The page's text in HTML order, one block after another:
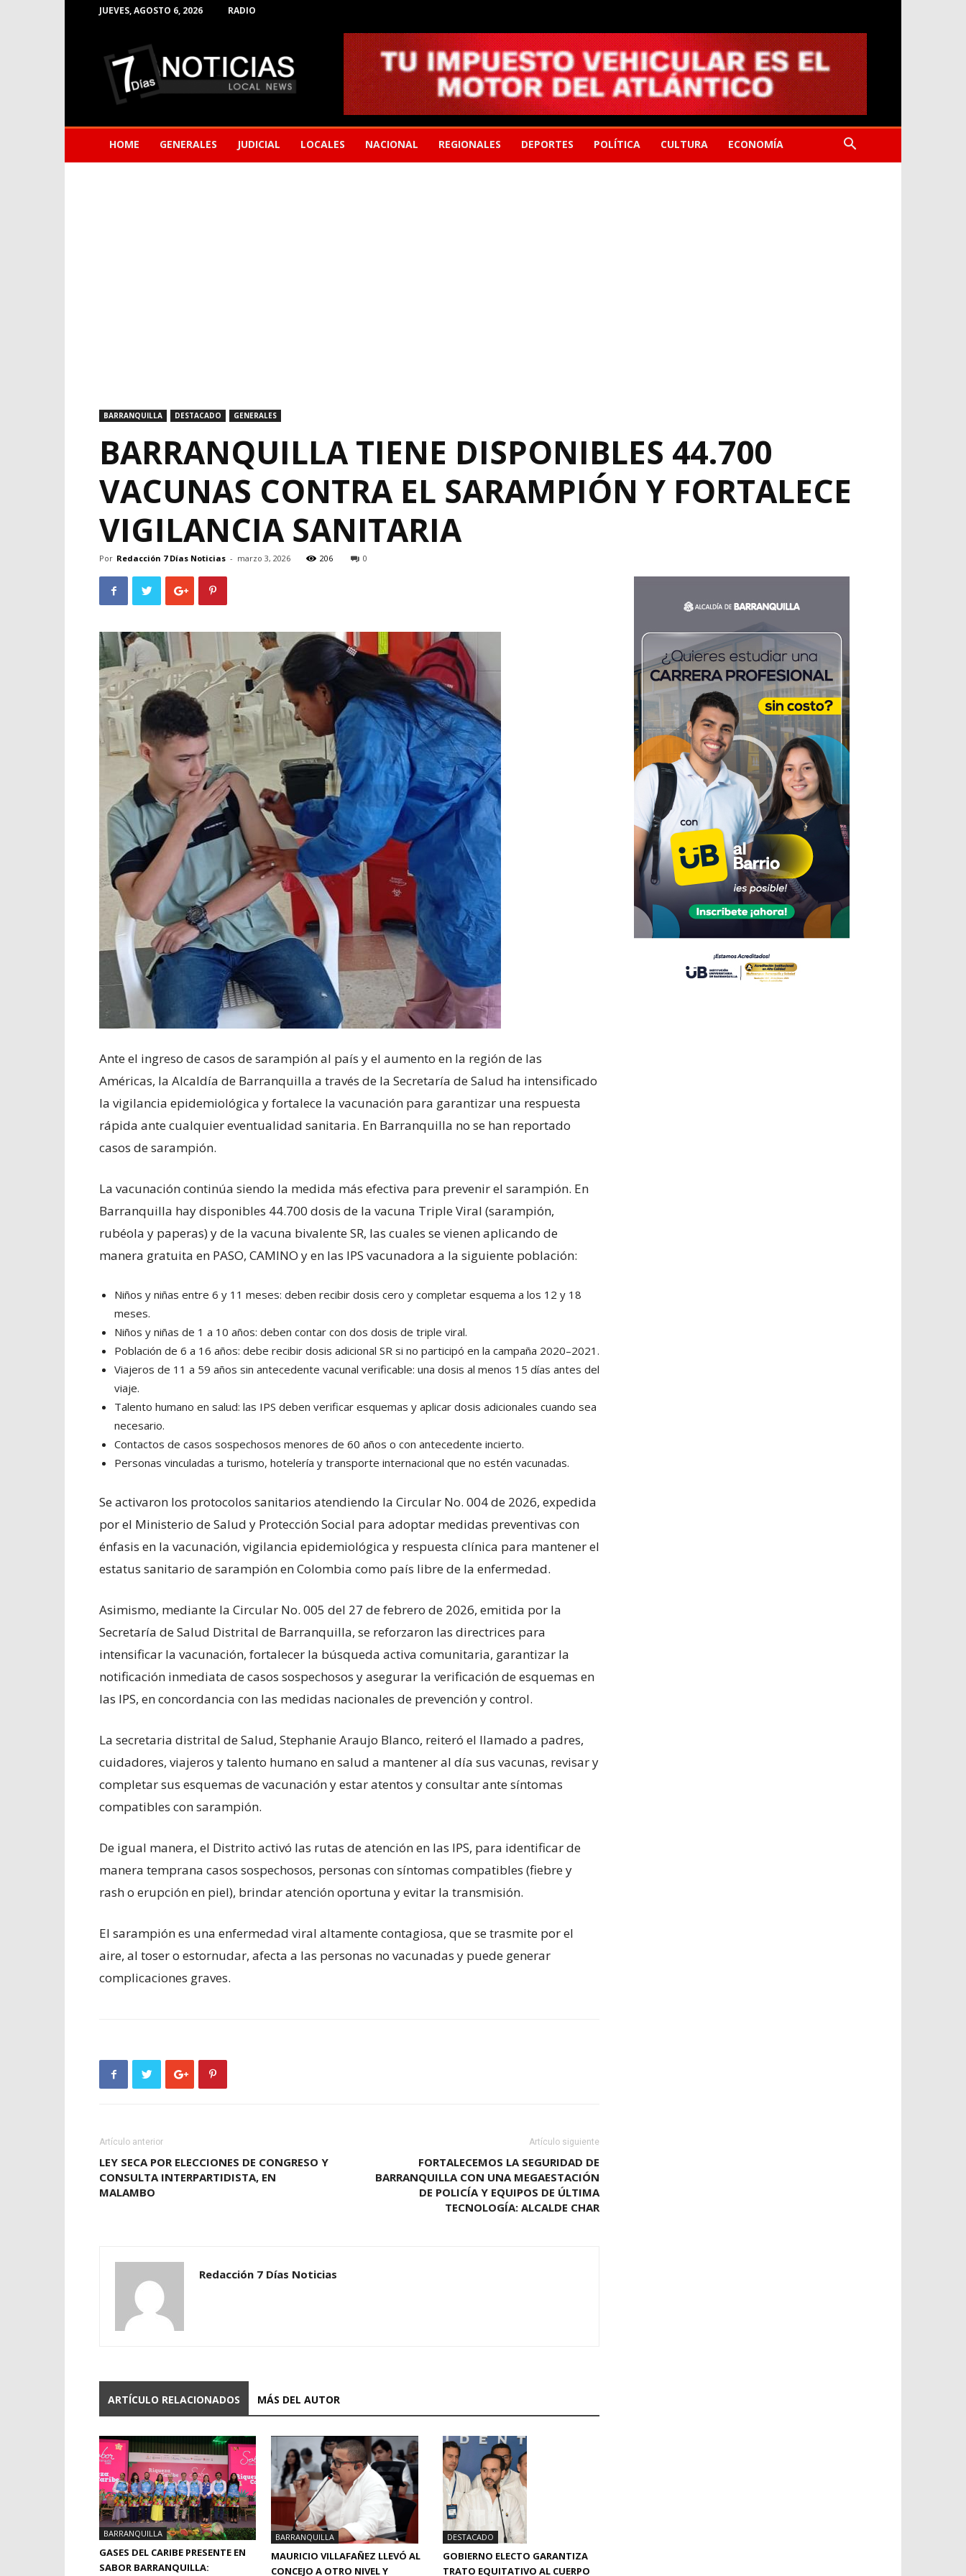
JUEVES, AGOSTO 6, 2026 RADIO
Noticias
de
Barranquilla
HOME GENERALES JUDICIAL LOCALES NACIONAL REGIONALES DEPORTES POLÍTICA CULTURA ECONOMÍA
BARRANQUILLA DESTACADO GENERALES
BARRANQUILLA TIENE DISPONIBLES 44.700
VACUNAS CONTRA EL SARAMPIÓN Y FORTALECE
VIGILANCIA SANITARIA
Por Redacción 7 Días Noticias - marzo 3, 2026 206 0
Ante el ingreso de casos de sarampión al país y el aumento en la región de las
Américas, la Alcaldía de Barranquilla a través de la Secretaría de Salud ha intensificado
la vigilancia epidemiológica y fortalece la vacunación para garantizar una respuesta
rápida ante cualquier eventualidad sanitaria. En Barranquilla no se han reportado
casos de sarampión.
La vacunación continúa siendo la medida más efectiva para prevenir el sarampión. En
Barranquilla hay disponibles 44.700 dosis de la vacuna Triple Viral (sarampión,
rubéola y paperas) y de la vacuna bivalente SR, las cuales se vienen aplicando de
manera gratuita en PASO, CAMINO y en las IPS vacunadora a la siguiente población:
Niños y niñas entre 6 y 11 meses: deben recibir dosis cero y completar esquema a los 12 y 18
meses.
Niños y niñas de 1 a 10 años: deben contar con dos dosis de triple viral.
Población de 6 a 16 años: debe recibir dosis adicional SR si no participó en la campaña 2020–2021.
Viajeros de 11 a 59 años sin antecedente vacunal verificable: una dosis al menos 15 días antes del
viaje.
Talento humano en salud: las IPS deben verificar esquemas y aplicar dosis adicionales cuando sea
necesario.
Contactos de casos sospechosos menores de 60 años o con antecedente incierto.
Personas vinculadas a turismo, hotelería y transporte internacional que no estén vacunadas.
Se activaron los protocolos sanitarios atendiendo la Circular No. 004 de 2026, expedida
por el Ministerio de Salud y Protección Social para adoptar medidas preventivas con
énfasis en la vacunación, vigilancia epidemiológica y respuesta clínica para mantener el
estatus sanitario de sarampión en Colombia como país libre de la enfermedad.
Asimismo, mediante la Circular No. 005 del 27 de febrero de 2026, emitida por la
Secretaría de Salud Distrital de Barranquilla, se reforzaron las directrices para
intensificar la vacunación, fortalecer la búsqueda activa comunitaria, garantizar la
notificación inmediata de casos sospechosos y asegurar la verificación de esquemas en
las IPS, en concordancia con las medidas nacionales de prevención y control.
La secretaria distrital de Salud, Stephanie Araujo Blanco, reiteró el llamado a padres,
cuidadores, viajeros y talento humano en salud a mantener al día sus vacunas, revisar y
completar sus esquemas de vacunación y estar atentos y consultar ante síntomas
compatibles con sarampión.
De igual manera, el Distrito activó las rutas de atención en las IPS, para identificar de
manera temprana casos sospechosos, personas con síntomas compatibles (fiebre y
rash o erupción en piel), brindar atención oportuna y evitar la transmisión.
El sarampión es una enfermedad viral altamente contagiosa, que se trasmite por el
aire, al toser o estornudar, afecta a las personas no vacunadas y puede generar
complicaciones graves.
Artículo anterior
LEY SECA POR ELECCIONES DE CONGRESO Y
CONSULTA INTERPARTIDISTA, EN
MALAMBO
Artículo siguiente
FORTALECEMOS LA SEGURIDAD DE
BARRANQUILLA CON UNA MEGAESTACIÓN
DE POLICÍA Y EQUIPOS DE ÚLTIMA
TECNOLOGÍA: ALCALDE CHAR
Redacción 7 Días Noticias
ARTÍCULO RELACIONADOS MÁS DEL AUTOR
BARRANQUILLA
GASES DEL CARIBE PRESENTE EN
SABOR BARRANQUILLA:
BARRANQUILLA
MAURICIO VILLAFAÑEZ LLEVÓ AL
CONCEJO A OTRO NIVEL Y
DESTACADO
GOBIERNO ELECTO GARANTIZA
TRATO EQUITATIVO AL CUERPO